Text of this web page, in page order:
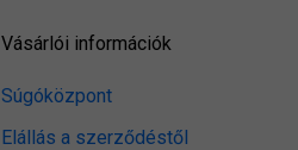
Vásárlói információk
Súgóközpont
Elállás a szerződéstől